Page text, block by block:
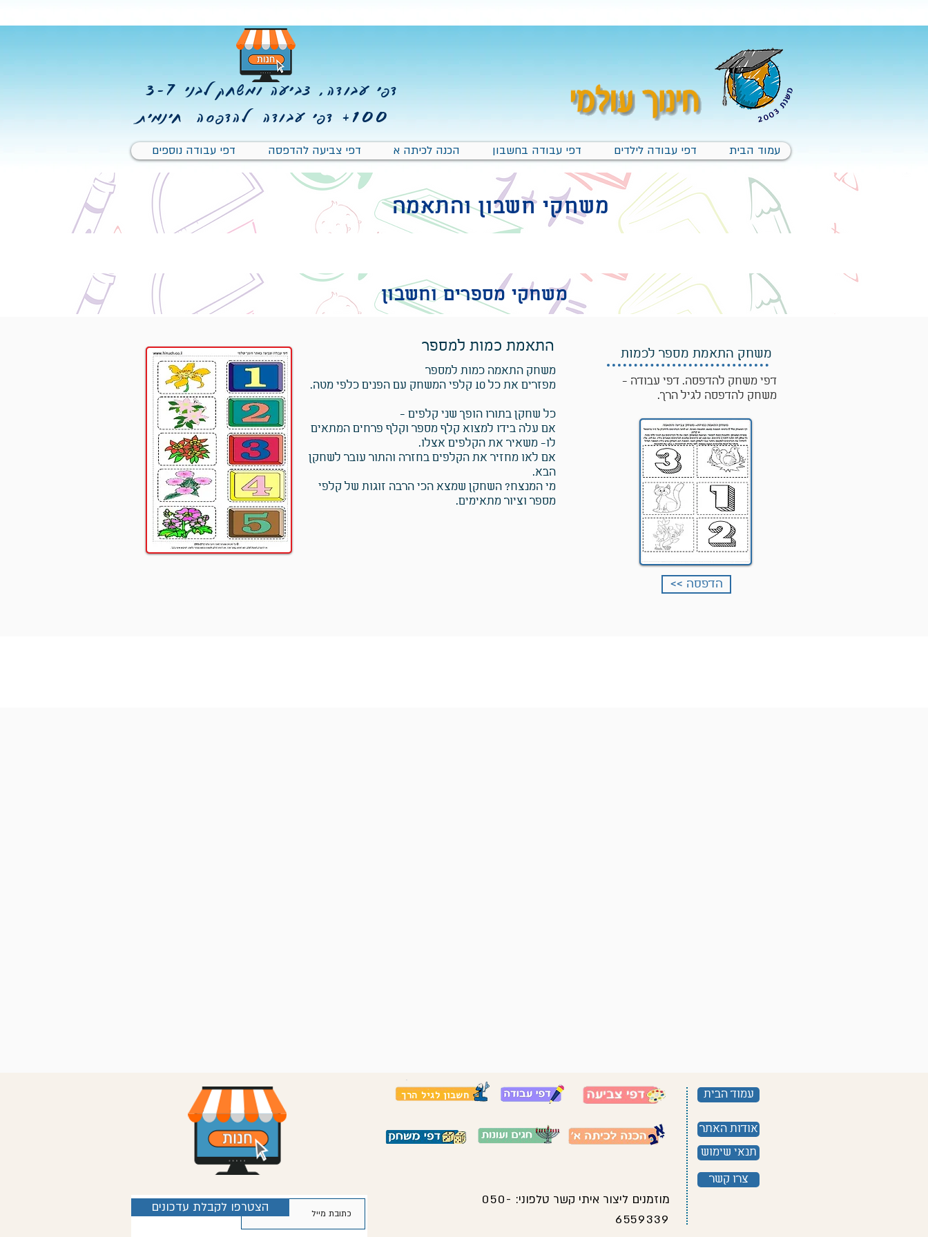
דפי עבודה, צביעה ומשחק לבני 3-7
דפי עבודה להדפסה חינמית
עמוד הבית דפי עבודה לילדים דפי עבודה בחשבון הכנה לכיתה א דפי צביעה להדפסה דפי עבודה נוספים
משחקי חשבון והתאמה
משחקי מספרים וחשבון
התאמת כמות למספר
משחק התאמה כמות למספר
מפזרים את כל 10 קלפי המשחק עם הפנים כלפי מטה.
כל שחקן בתורו הופך שני קלפים -
אם עלה בידו למצוא קלף מספר וקלף פרחים המתאים
לו- משאיר את הקלפים אצלו.
אם לאו מחזיר את הקלפים בחזרה והתור עובר לשחקן
הבא.
מי המנצח? השחקן שמצא הכי הרבה זוגות של קלפי
מספר וציור מתאימים.
משחק התאמת מספר לכמות
דפי משחק להדפסה. דפי עבודה -
משחק להדפסה לגיל הרך.
<< הדפסה
הצטרפו לקבלת עדכונים
חשבון לגיל הרך
מוזמנים ליצור איתי קשר טלפוני: 050-
6559339
עמוד הבית
אודות האתר
תנאי שימוש
צרו קשר